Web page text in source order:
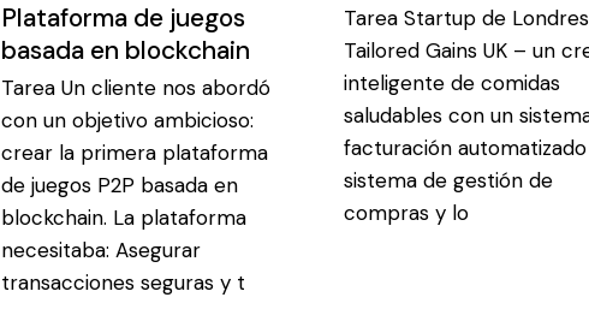
Plataforma de juegos
basada en blockchain
Tarea Un cliente nos abordó
con un objetivo ambicioso:
crear la primera plataforma
de juegos P2P basada en
blockchain. La plataforma
necesitaba: Asegurar
transacciones seguras y t
Tarea Startup de
Tailored Gains UK – un
inteligente de comidas
saludables con un
facturación
sistema de gestión de
compras y lo